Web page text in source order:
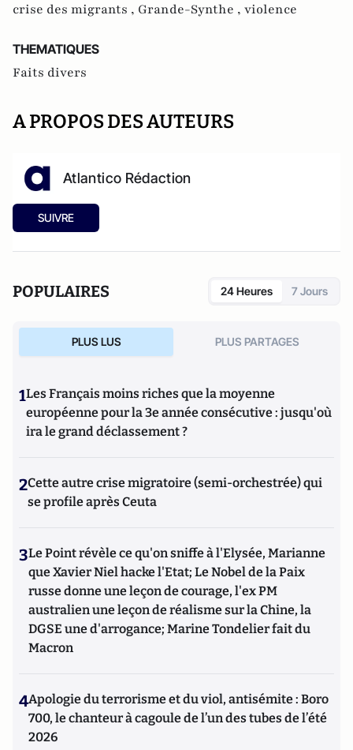
crise des migrants , Grande-Synthe , violence
THEMATIQUES
Faits divers
A PROPOS DES AUTEURS
Atlantico Rédaction
SUIVRE
POPULAIRES 24 Heures 7 Jours
PLUS LUS PLUS PARTAGES
1Les Français moins riches que la moyenne
européenne pour la 3e année consécutive : jusqu'où
ira le grand déclassement ?
2Cette autre crise migratoire (semi-orchestrée) qui
se profile après Ceuta
3Le Point révèle ce qu'on sniffe à l'Elysée, Marianne
que Xavier Niel hacke l'Etat; Le Nobel de la Paix
russe donne une leçon de courage, l'ex PM
australien une leçon de réalisme sur la Chine, la
DGSE une d'arrogance; Marine Tondelier fait du
Macron
4Apologie du terrorisme et du viol, antisémite : Boro
700, le chanteur à cagoule de l’un des tubes de l’été
2026